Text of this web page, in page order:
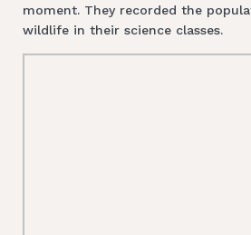
moment. They recorded the
wildlife in their science classes.